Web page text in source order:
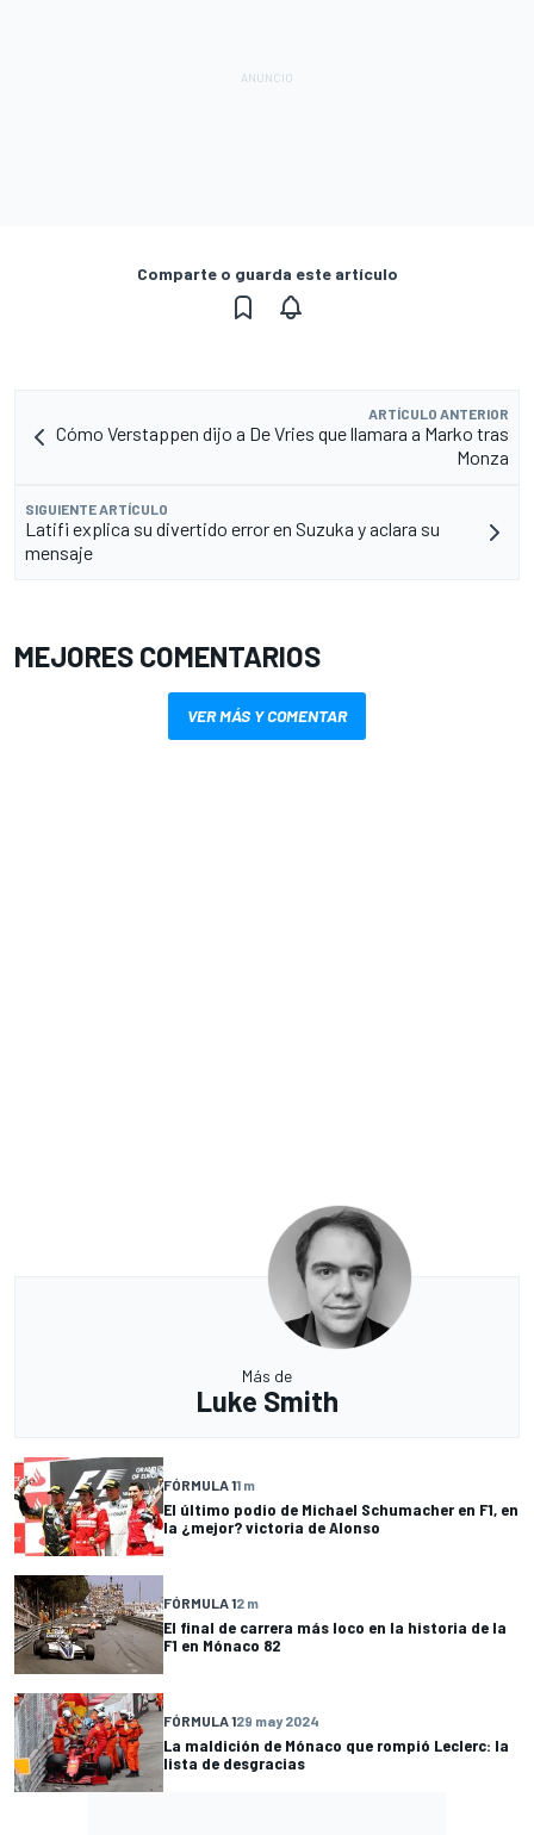
Comparte o guarda este artículo
ARTÍCULO ANTERIOR
Cómo Verstappen dijo a De Vries que llamara a Marko tras
Monza
SIGUIENTE ARTÍCULO
Latifi explica su divertido error en Suzuka y aclara su
mensaje
MEJORES COMENTARIOS
VER MÁS Y COMENTAR
Más de
Luke Smith
FÓRMULA 11 m
El último podio de Michael Schumacher en F1, en
la ¿mejor? victoria de Alonso
FÓRMULA 12 m
El final de carrera más loco en la historia de la
F1 en Mónaco 82
FÓRMULA 129 may 2024
La maldición de Mónaco que rompió Leclerc: la
lista de desgracias